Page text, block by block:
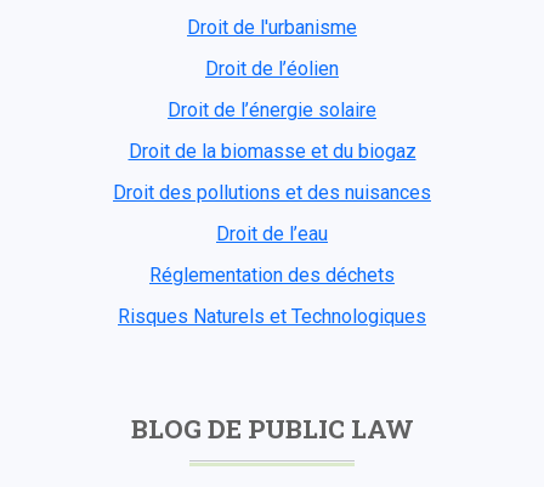
Droit de l'urbanisme
Droit de l’éolien
Droit de l’énergie solaire
Droit de la biomasse et du biogaz
Droit des pollutions et des nuisances
Droit de l’eau
Réglementation des déchets
Risques Naturels et Technologiques
BLOG DE PUBLIC LAW